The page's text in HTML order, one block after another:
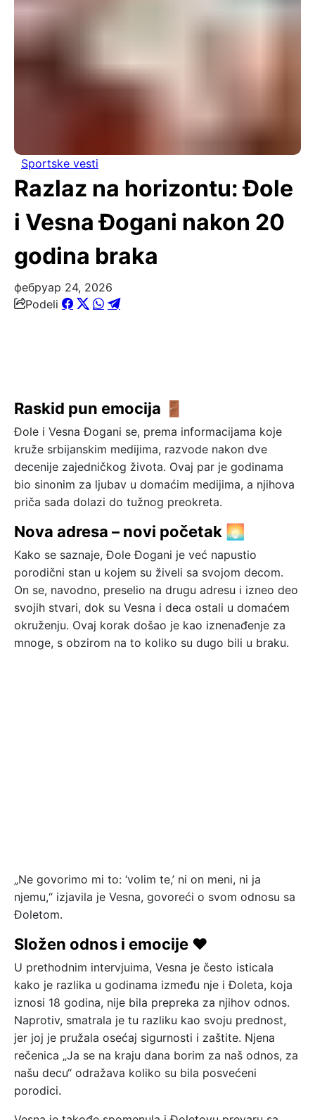
Sportske vesti
Razlaz na horizontu: Đole
i Vesna Đogani nakon 20
godina braka
фебруар 24, 2026
Podeli
Raskid pun emocija 🚪
Đole i Vesna Đogani se, prema informacijama koje
kruže srbijanskim medijima, razvode nakon dve
decenije zajedničkog života. Ovaj par je godinama
bio sinonim za ljubav u domaćim medijima, a njihova
priča sada dolazi do tužnog preokreta.
Nova adresa – novi početak 🌅
Kako se saznaje, Đole Đogani je već napustio
porodični stan u kojem su živeli sa svojom decom.
On se, navodno, preselio na drugu adresu i izneo deo
svojih stvari, dok su Vesna i deca ostali u domaćem
okruženju. Ovaj korak došao je kao iznenađenje za
mnoge, s obzirom na to koliko su dugo bili u braku.
„Ne govorimo mi to: ‘volim te,’ ni on meni, ni ja
njemu,“ izjavila je Vesna, govoreći o svom odnosu sa
Đoletom.
Složen odnos i emocije ❤️
U prethodnim intervjuima, Vesna je često isticala
kako je razlika u godinama između nje i Đoleta, koja
iznosi 18 godina, nije bila prepreka za njihov odnos.
Naprotiv, smatrala je tu razliku kao svoju prednost,
jer joj je pružala osećaj sigurnosti i zaštite. Njena
rečenica „Ja se na kraju dana borim za naš odnos, za
našu decu“ odražava koliko su bila posvećeni
porodici.